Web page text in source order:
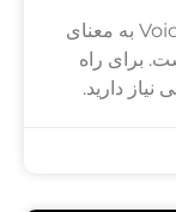
VoIP یا Voice over Internet Protocol به معنای
برای راه